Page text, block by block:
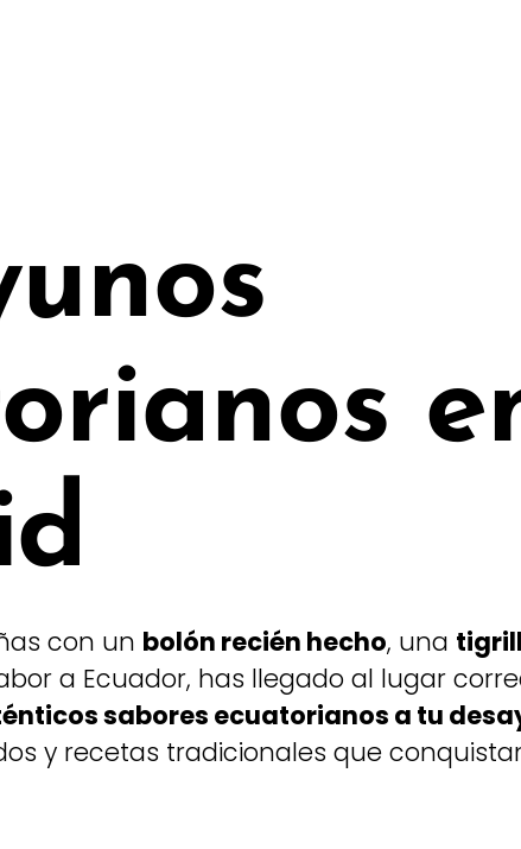
con un bolón recién hecho, una
a Ecuador, has llegado al lugar
sabores ecuatorianos a tu
y recetas tradicionales que